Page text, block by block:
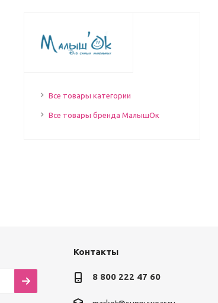
Все товары категории
Все товары бренда МалышОк
Контакты
8 800 222 47 60